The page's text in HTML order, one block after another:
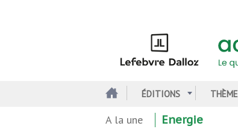
ÉDITIONS
A la une Energie